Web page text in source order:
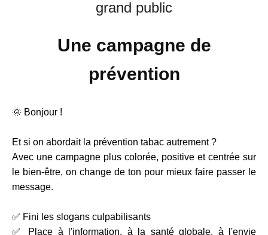
grand public
Une campagne de
prévention
🌞 Bonjour !
Et si on abordait la prévention tabac autrement ?
Avec une campagne plus colorée, positive et centrée sur
le bien-être, on change de ton pour mieux faire passer le
message.
✅ Fini les slogans culpabilisants
✅ Place à l'information, à la santé globale, à l'envie